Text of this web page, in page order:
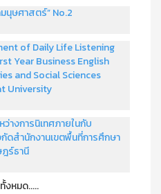
นุษศาสตร์” No.2
of Daily Life Listening
Year Business English
and Social Sciences
University
างการนิเทศภายในกับ
ดสำนักงานเขตพื้นที่การศึกษา
ฎร์ธานี
งหมด.....